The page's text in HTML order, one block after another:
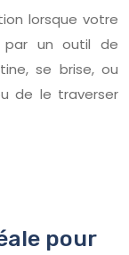
lorsque votre
par un outil de
se brise, ou
de le traverser
pour